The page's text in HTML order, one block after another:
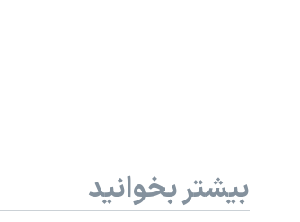
بیشتر بخوانید